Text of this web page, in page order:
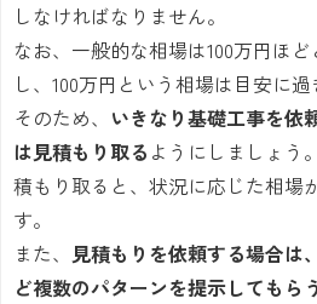
しなければなりません。
なお、一般的な相場は100万円ほ
し、100万円という相場は目安に過
そのため、 いきなり基礎工事を依
は見積もり取る ようにしましょう
積もり取ると、状況に応じた相場
す。
また、 見積もりを依頼する場合は
ど複数のパターンを提示してもらう